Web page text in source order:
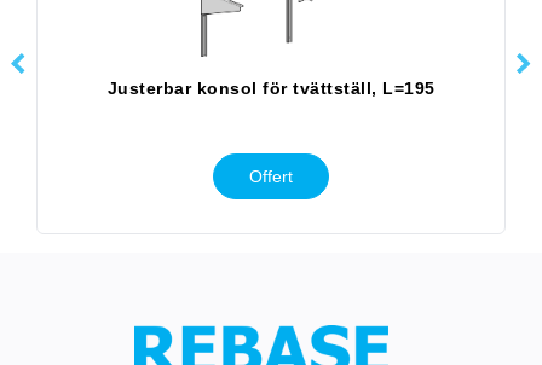
Justerbar konsol för tvättställ, L=195
Offert